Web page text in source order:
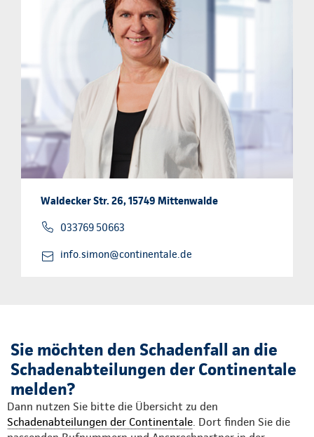
Waldecker Str. 26, 15749 Mittenwalde
033769 50663
info.simon@continentale.de
Sie möchten den Schadenfall an die
Schadenabteilungen der Continentale
melden?
Dann nutzen Sie bitte die Übersicht zu den
Schadenabteilungen der Continentale. Dort finden Sie die